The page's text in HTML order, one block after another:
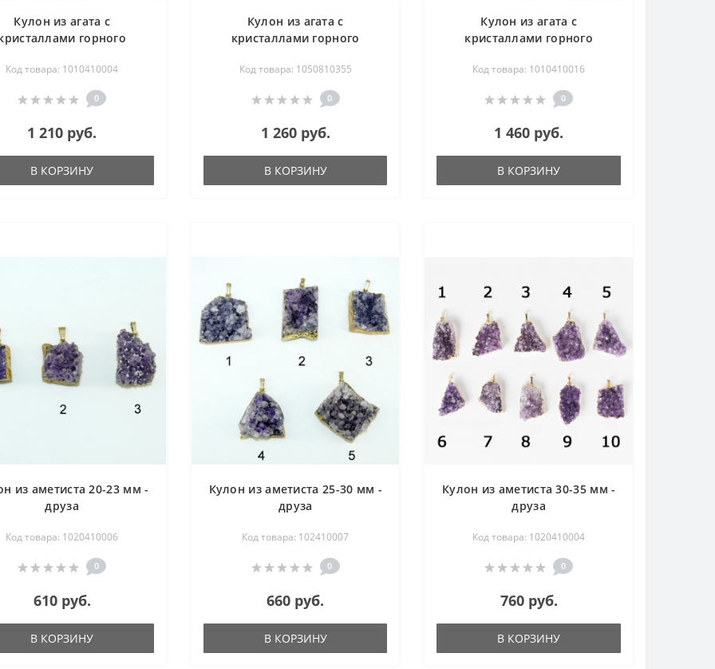
Кулон из агата с
горного
Код товара: 1010410004
0
1 210 руб.
В КОРЗИНУ
Кулон из агата с
кристаллами горного
Код товара: 1050810355
0
1 260 руб.
В КОРЗИНУ
Кулон из агата с
кристаллами горного
- срез
Код товара: 1010410016
0
1 460 руб.
В КОРЗИНУ
из аметиста 20-23 мм -
друза
Код товара: 1020410006
0
610 руб.
В КОРЗИНУ
Кулон из аметиста 25-30 мм -
друза
Код товара: 102410007
0
660 руб.
В КОРЗИНУ
Кулон из аметиста 30-35 мм -
друза
Код товара: 1020410004
0
760 руб.
В КОРЗИНУ